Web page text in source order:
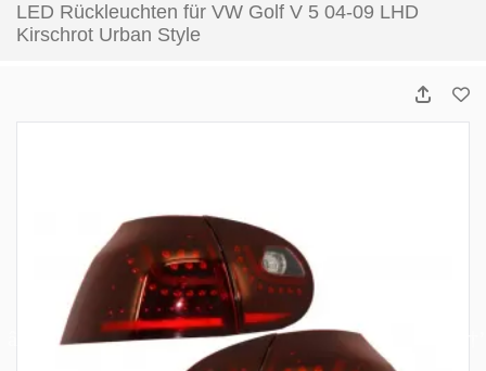
LED Rückleuchten für VW Golf V 5 04-09 LHD
Kirschrot Urban Style